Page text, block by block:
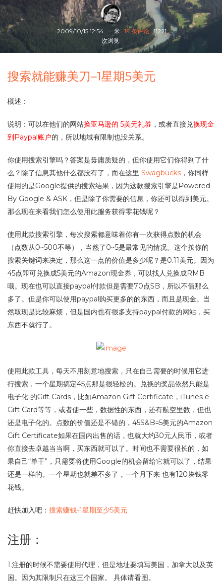
2009/10/15 12:54 一米 19 条评论 11221
次浏览
搜索就能赚美刀–1星期5美元
概述：
说明：可以在他们的网站换亚马逊的 5美元礼券 ，或者直接兑换现金
到Paypal账户的，所以地域有限制也没关系。
你使用搜索引擎吗？答案是毋庸质疑的，但你使用它们你得到了什
么？除了信息其他什么都没有了，而在这里 Swagbucks ，你同样
使用的是Google提供的搜索结果，因为这款搜索引擎是Powered
By Google & ASK，但是除了你需要的信息，你还可以得到美元。
那么现在来看我们怎么使用此服务获得零花钱呢？
使用此款搜索引擎，每次搜索都意味着你有一次获得点数的机会
（点数从0~500不等），当然了0~5是最常见的情况。这个按你的
搜索关键词来决定，那么这一点的价值是多少呢？是0.11美元。因为
45点即可兑换成5美元的Amazon现金券，可以找人兑换成RMB
哦。现在也可以直接paypal付款但是需要70点SB，所以不值那么
多了。但是你可以使用paypal购买更多的的东西，而且是现金。当
然取现是比较麻烦，但是国内也有很多支持paypal付款的网站，买
东西不就行了。
使用此款工具，每天不用刻意地搜索，只在自己需要的时候用它进
行搜索，一个星期搞定45点那是很轻松的。兑换的奖品依然只能是
电子化 的Gift Cards，比如Amazon Gift Certificate，iTunes e-
Gift Card等等，或者使一些，数据性的东西，还有航空里数，但也
还是电子化的。点数的价值还是不错的，45S&B=5美元的Amazon
Gift Certificate如果在国内出售的话，也就大约30元人民币，或者
你直接去卓越当当啊，买东西就可以了。时间也不需要很长的，如
果自己“单干”，只需要将使用Google的机会留给它就可以了，结果
还是一样的。一个星期也就差不多了，一个月下来 也有120块钱零
花钱。
赶快加入吧： 搜索赚钱-1星期至少5美元
注册：
1.注册的时候不需要使用代理，但是地址要填写美国，加拿大以及英
国。因为其限制只在这三个国家。 具体请看图。